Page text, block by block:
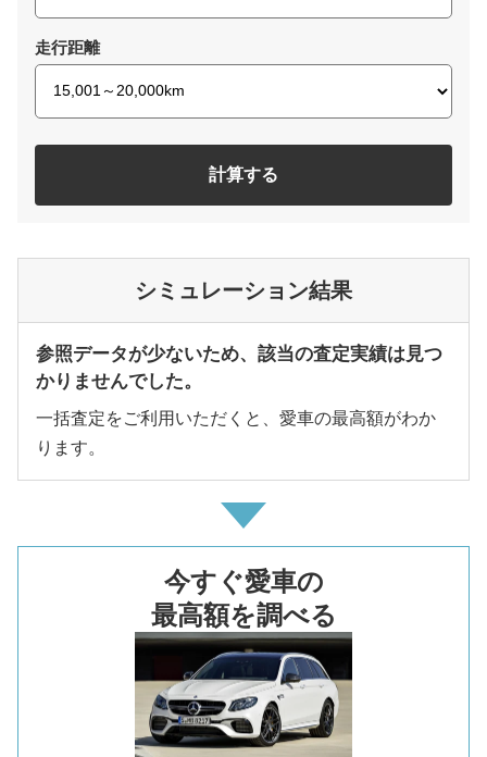
走行距離
計算する
シミュレーション結果
参照データが少ないため、該当の査定実績は見つ
かりませんでした。
一括査定をご利用いただくと、愛車の最高額がわか
ります。
今すぐ愛車の
最高額を調べる